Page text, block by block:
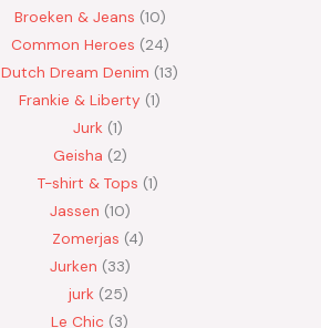
Broeken & Jeans 10
Common Heroes 24
Dutch Dream Denim 13
Frankie & Liberty 1
Jurk 1
Geisha 2
T-shirt & Tops 1
Jassen 10
Zomerjas 4
Jurken 33
jurk 25
Le Chic 3